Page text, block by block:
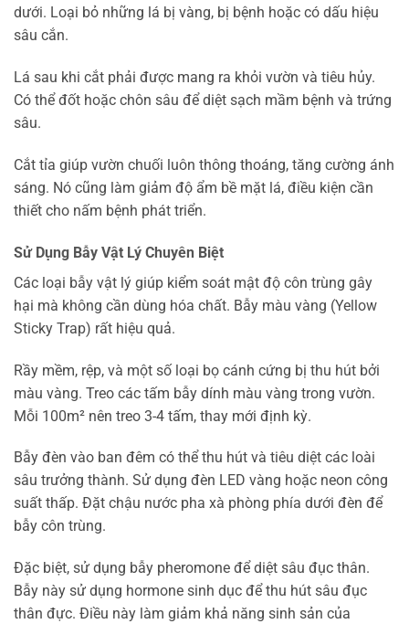
dưới. Loại bỏ những lá bị vàng, bị bệnh hoặc có dấu hiệu
sâu cắn.
Lá sau khi cắt phải được mang ra khỏi vườn và tiêu hủy.
Có thể đốt hoặc chôn sâu để diệt sạch mầm bệnh và trứng
sâu.
Cắt tỉa giúp vườn chuối luôn thông thoáng, tăng cường ánh
sáng. Nó cũng làm giảm độ ẩm bề mặt lá, điều kiện cần
thiết cho nấm bệnh phát triển.
Sử Dụng Bẫy Vật Lý Chuyên Biệt
Các loại bẫy vật lý giúp kiểm soát mật độ côn trùng gây
hại mà không cần dùng hóa chất. Bẫy màu vàng (Yellow
Sticky Trap) rất hiệu quả.
Rầy mềm, rệp, và một số loại bọ cánh cứng bị thu hút bởi
màu vàng. Treo các tấm bẫy dính màu vàng trong vườn.
Mỗi 100m² nên treo 3-4 tấm, thay mới định kỳ.
Bẫy đèn vào ban đêm có thể thu hút và tiêu diệt các loài
sâu trưởng thành. Sử dụng đèn LED vàng hoặc neon công
suất thấp. Đặt chậu nước pha xà phòng phía dưới đèn để
bẫy côn trùng.
Đặc biệt, sử dụng bẫy pheromone để diệt sâu đục thân.
Bẫy này sử dụng hormone sinh dục để thu hút sâu đục
thân đực. Điều này làm giảm khả năng sinh sản của